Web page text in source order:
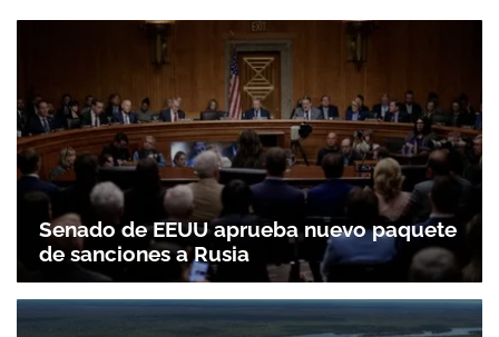
Senado de EEUU aprueba nuevo paquete
de sanciones a Rusia